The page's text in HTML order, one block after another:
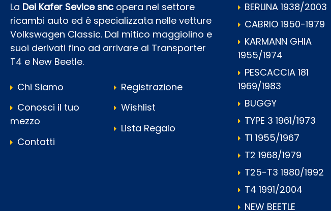
La Dei Kafer Sevice snc opera nel settore
ricambi auto ed è specializzata nelle vetture
Volkswagen Classic. Dal mitico maggiolino e
suoi derivati fino ad arrivare al Transporter
T4 e New Beetle.
Chi Siamo
Conosci il tuo
mezzo
Contatti
Registrazione
Wishlist
Lista Regalo
BERLINA 1938/2003
CABRIO 1950-1979
KARMANN GHIA
1955/1974
PESCACCIA 181
1969/1983
BUGGY
TYPE 3 1961/1973
T1 1955/1967
T2 1968/1979
T25-T3 1980/1992
T4 1991/2004
NEW BEETLE